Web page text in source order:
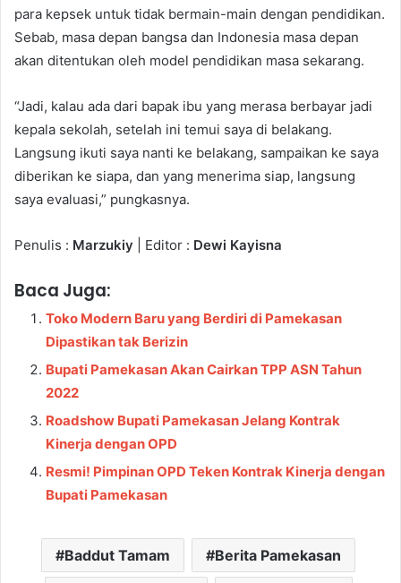
para kepsek untuk tidak bermain-main dengan pendidikan.
Sebab, masa depan bangsa dan Indonesia masa depan
akan ditentukan oleh model pendidikan masa sekarang.
“Jadi, kalau ada dari bapak ibu yang merasa berbayar jadi
kepala sekolah, setelah ini temui saya di belakang.
Langsung ikuti saya nanti ke belakang, sampaikan ke saya
diberikan ke siapa, dan yang menerima siap, langsung
saya evaluasi,” pungkasnya.
Penulis : Marzukiy | Editor : Dewi Kayisna
Baca Juga:
Toko Modern Baru yang Berdiri di Pamekasan
Dipastikan tak Berizin
Bupati Pamekasan Akan Cairkan TPP ASN Tahun
2022
Roadshow Bupati Pamekasan Jelang Kontrak
Kinerja dengan OPD
Resmi! Pimpinan OPD Teken Kontrak Kinerja dengan
Bupati Pamekasan
Baddut Tamam Berita Pamekasan